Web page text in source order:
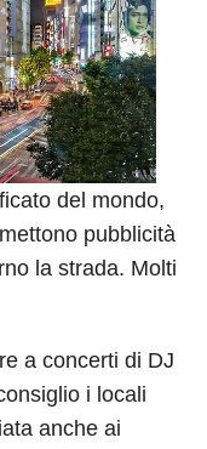
del mondo,
pubblicità
la strada. Molti
a concerti di DJ
i locali
anche ai